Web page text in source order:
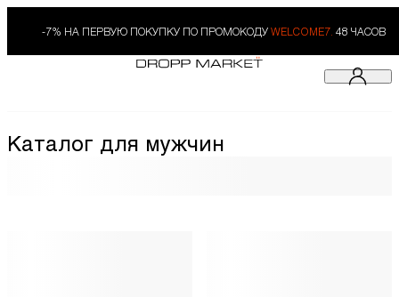
-7% НА ПЕРВУЮ ПОКУПКУ ПО ПРОМОКОДУ WELCOME7. 48 ЧАСОВ
Каталог для мужчин